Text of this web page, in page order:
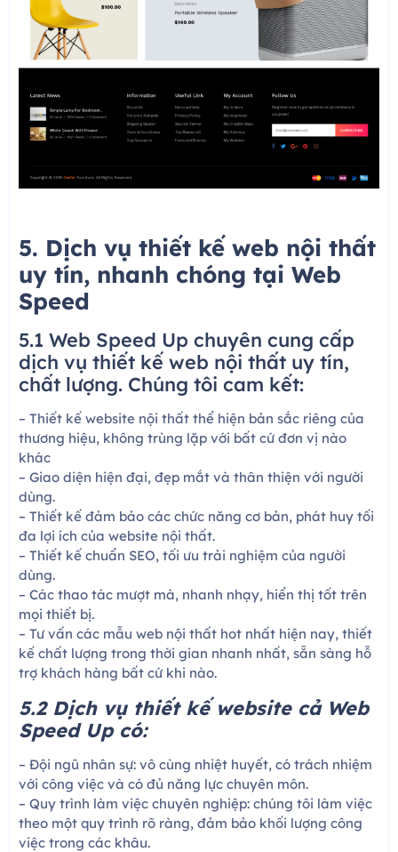
5. Dịch vụ thiết kế web nội thất
uy tín, nhanh chóng tại Web
Speed
5.1 Web Speed Up chuyên cung cấp
dịch vụ thiết kế web nội thất uy tín,
chất lượng. Chúng tôi cam kết:
– Thiết kế website nội thất thể hiện bản sắc riêng của
thương hiệu, không trùng lặp với bất cứ đơn vị nào
khác
– Giao diện hiện đại, đẹp mắt và thân thiện với người
dùng.
– Thiết kế đảm bảo các chức năng cơ bản, phát huy tối
đa lợi ích của website nội thất.
– Thiết kế chuẩn SEO, tối ưu trải nghiệm của người
dùng.
– Các thao tác mượt mà, nhanh nhạy, hiển thị tốt trên
mọi thiết bị.
– Tư vấn các mẫu web nội thất hot nhất hiện nay, thiết
kế chất lượng trong thời gian nhanh nhất, sẵn sàng hỗ
trợ khách hàng bất cứ khi nào.
5.2 Dịch vụ thiết kế website cả Web
Speed Up có:
– Đội ngũ nhân sự: vô cùng nhiệt huyết, có trách nhiệm
với công việc và có đủ năng lực chuyên môn.
– Quy trình làm việc chuyên nghiệp: chúng tôi làm việc
theo một quy trình rõ ràng, đảm bảo khối lượng công
việc trong các khâu.